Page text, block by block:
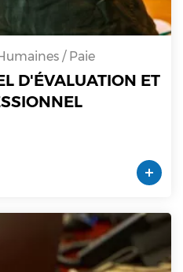
/ Paie
D'ÉVALUATION ET